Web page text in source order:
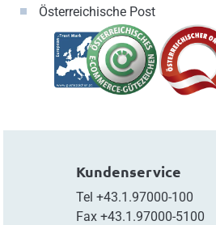
Österreichische Post
Kundenservice
Tel +43.1.97000-100
Fax +43.1.97000-5100